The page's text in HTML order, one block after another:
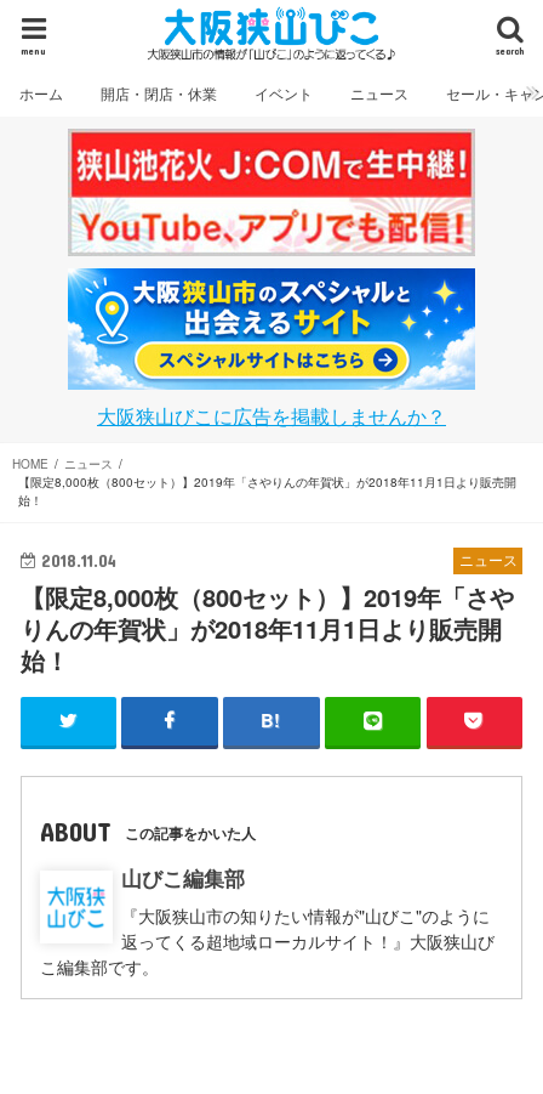
search
menu
ホーム 開店・閉店・休業 イベント ニュース セール・キャ
大阪狭山びこに広告を掲載しませんか？
HOME
ニュース
【限定8,000枚（800セット）】2019年「さやりんの年賀状」が2018年11月1日より販売開
始！
ニュース
2018.11.04
【限定8,000枚（800セット）】2019年「さや
りんの年賀状」が2018年11月1日より販売開
始！
ABOUT この記事をかいた人
山びこ編集部
『大阪狭山市の知りたい情報が"山びこ"のように
返ってくる超地域ローカルサイト！』大阪狭山び
こ編集部です。